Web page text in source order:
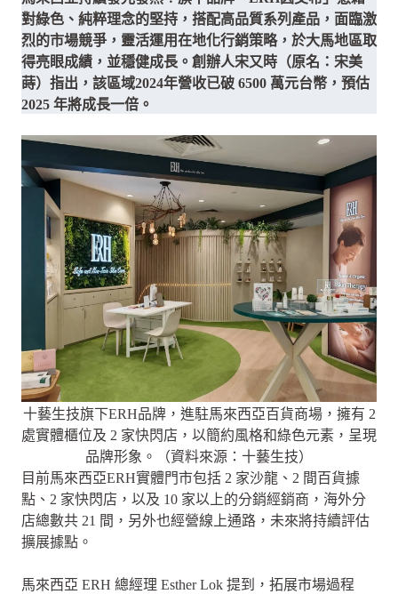
對綠色、純粹理念的堅持，搭配高品質系列產品，面臨激
烈的市場競爭，靈活運用在地化行銷策略，於大馬地區取
得亮眼成績，並穩健成長。創辦人宋又時（原名：宋美
蒔）指出，該區域2024年營收已破 6500 萬元台幣，預估
2025 年將成長一倍。
十藝生技旗下ERH品牌，進駐馬來西亞百貨商場，擁有 2
處實體櫃位及 2 家快閃店，以簡約風格和綠色元素，呈現
品牌形象。（資料來源：十藝生技）
目前馬來西亞ERH實體門市包括 2 家沙龍、2 間百貨據
點、2 家快閃店，以及 10 家以上的分銷經銷商，海外分
店總數共 21 間，另外也經營線上通路，未來將持續評估
擴展據點。
馬來西亞 ERH 總經理 Esther Lok 提到，拓展市場過程